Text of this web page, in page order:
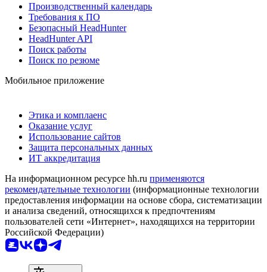
Производственный календарь
Требования к ПО
Безопасный HeadHunter
HeadHunter API
Поиск работы
Поиск по резюме
Мобильное приложение
Этика и комплаенс
Оказание услуг
Использование сайтов
Защита персональных данных
ИТ аккредитация
На информационном ресурсе hh.ru применяются
рекомендательные технологии (информационные технологии
предоставления информации на основе сбора, систематизации
и анализа сведений, относящихся к предпочтениям
пользователей сети «Интернет», находящихся на территории
Российской Федерации)